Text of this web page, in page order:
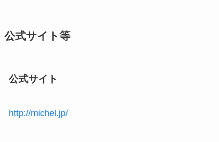
公式サイト等
公式サイト
http://michel.jp/